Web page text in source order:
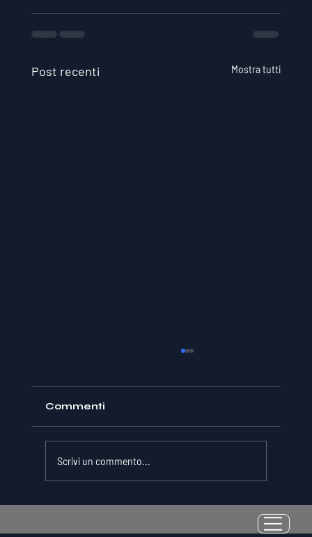
Post recenti Mostra tutti
Misurabile: Perché il Quoziente di
Commenti
Scrivi un commento...